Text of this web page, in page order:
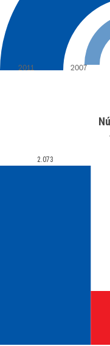
2011 2007
2.073